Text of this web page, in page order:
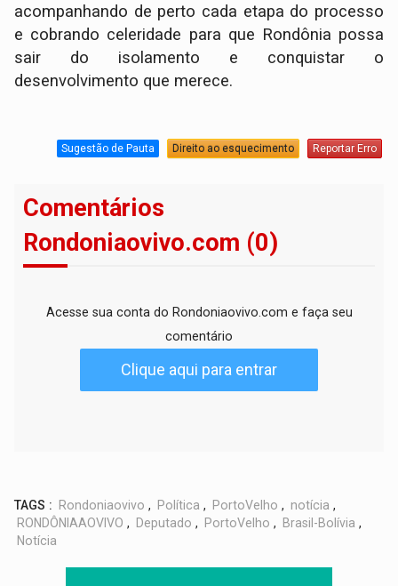
acompanhando de perto cada etapa do processo
e cobrando celeridade para que Rondônia possa
sair do isolamento e conquistar o
desenvolvimento que merece.
Sugestão de Pauta Direito ao esquecimento Reportar Erro
Comentários
Rondoniaovivo.com (0)
Acesse sua conta do Rondoniaovivo.com e faça seu
comentário
Clique aqui para entrar
TAGS : Rondoniaovivo , Política , PortoVelho , notícia ,
RONDÔNIAAOVIVO , Deputado , PortoVelho , Brasil-Bolívia ,
Notícia